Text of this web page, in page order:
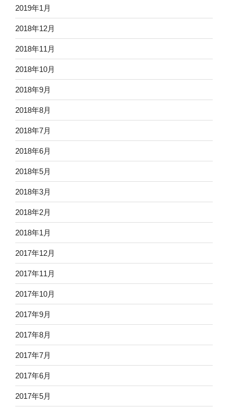
2019年1月
2018年12月
2018年11月
2018年10月
2018年9月
2018年8月
2018年7月
2018年6月
2018年5月
2018年3月
2018年2月
2018年1月
2017年12月
2017年11月
2017年10月
2017年9月
2017年8月
2017年7月
2017年6月
2017年5月